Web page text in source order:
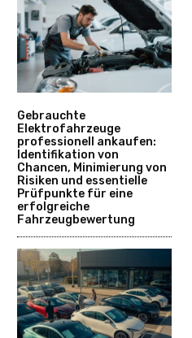
Gebrauchte
Elektrofahrzeuge
professionell ankaufen:
Identifikation von
Chancen, Minimierung von
Risiken und essentielle
Prüfpunkte für eine
erfolgreiche
Fahrzeugbewertung